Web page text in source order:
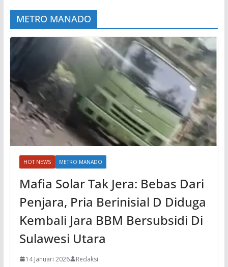
METRO MANADO
HOT NEWS METRO MANADO
Mafia Solar Tak Jera: Bebas Dari
Penjara, Pria Berinisial D Diduga
Kembali Jara BBM Bersubsidi Di
Sulawesi Utara
14 Januari 2026 Redaksi